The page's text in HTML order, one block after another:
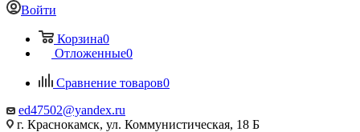
Войти
Корзина0
Отложенные0
Сравнение товаров0
ed47502@yandex.ru
г. Краснокамск, ул. Коммунистическая, 18 Б